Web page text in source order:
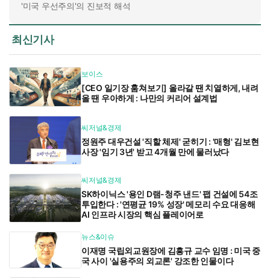
'미국 우선주의'의 진보적 해석
최신기사
보이스
[CEO 일기장 훔쳐보기] 올라갈 땐 치열하게, 내려
올 땐 우아하게 : 나만의 커리어 설계법
씨저널&경제
정원주 대우건설 '직할 체제' 굳히기 : '매형' 김보현
사장 '임기 3년' 받고 4개월 만에 물러났다
씨저널&경제
SK하이닉스 '용인 D램-청주 낸드' 팹 건설에 54조
투입한다 : '연평균 19% 성장' 메모리 수요 대응해
AI 인프라 시장의 핵심 플레이어로
뉴스&이슈
이재명 국립외교원장에 김흥규 교수 임명 : 미국 중
국 사이 '실용주의 외교론' 강조한 인물이다